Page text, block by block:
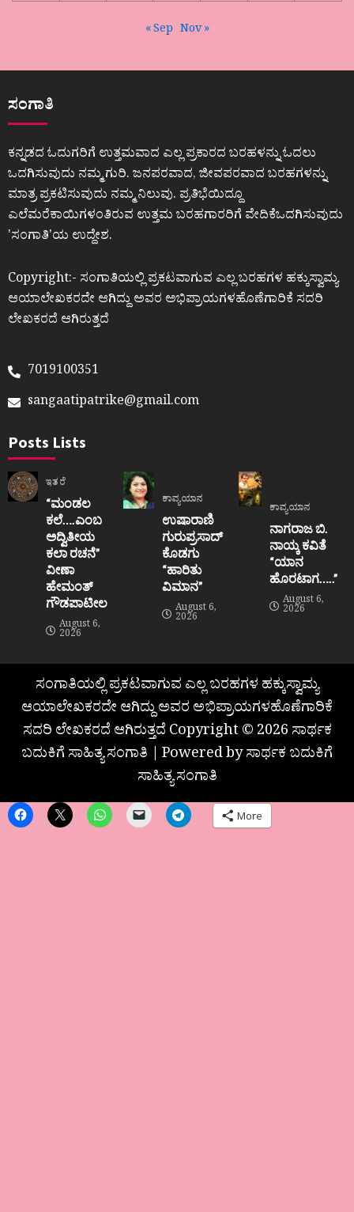
« Sep Nov »
ಸಂಗಾತಿ
ಕನ್ನಡದ ಓದುಗರಿಗೆ ಉತ್ತಮವಾದ ಎಲ್ಲ ಪ್ರಕಾರದ ಬರಹಳನ್ನು ಓದಲು
ಒದಗಿಸುವುದು ನಮ್ಮ ಗುರಿ. ಜನಪರವಾದ, ಜೀವಪರವಾದ ಬರಹಗಳನ್ನು
ಮಾತ್ರ ಪ್ರಕಟಿಸುವುದು ನಮ್ಮ ನಿಲುವು. ಪ್ರತಿಭೆಯಿದ್ದೂ
ಎಲೆಮರೆಕಾಯಿಗಳಂತಿರುವ ಉತ್ತಮ ಬರಹಗಾರರಿಗೆ ವೇದಿಕೆಒದಗಿಸುವುದು
ʼಸಂಗಾತಿʼಯ ಉದ್ದೇಶ.
Copyright:- ಸಂಗಾತಿಯಲ್ಲಿ ಪ್ರಕಟವಾಗುವ ಎಲ್ಲ ಬರಹಗಳ ಹಕ್ಕುಸ್ವಾಮ್ಯ
ಆಯಾಲೇಖಕರದೇ ಆಗಿದ್ದು ಅವರ ಅಭಿಪ್ರಾಯಗಳಹೊಣೆಗಾರಿಕೆ ಸದರಿ
ಲೇಖಕರದೆ ಆಗಿರುತ್ತದೆ
7019100351
sangaatipatrike@gmail.com
Posts Lists
ಇತರೆ
“ಮಂಡಲ
ಕಲೆ….ಎಂಬ
ಅದ್ವಿತೀಯ
ಕಲಾ ರಚನೆ”‌
ವೀಣಾ
ಹೇಮಂತ್‌
ಗೌಡಪಾಟೀಲ
August 6,
2026
ಕಾವ್ಯಯಾನ
ಉಷಾರಾಣಿ
ಗುರುಪ್ರಸಾದ್
ಕೊಡಗು
“ಹಾರಿತು
ವಿಮಾನ”
August 6,
2026
ಕಾವ್ಯಯಾನ
ನಾಗರಾಜ ಬಿ.
ನಾಯ್ಕ ಕವಿತೆ
“ಯಾನ
ಹೊರಟಾಗ…..”
August 6,
2026
ಸಂಗಾತಿಯಲ್ಲಿ ಪ್ರಕಟವಾಗುವ ಎಲ್ಲ ಬರಹಗಳ ಹಕ್ಕುಸ್ವಾಮ್ಯ
ಆಯಾಲೇಖಕರದೇ ಆಗಿದ್ದು ಅವರ ಅಭಿಪ್ರಾಯಗಳಹೊಣೆಗಾರಿಕೆ
ಸದರಿ ಲೇಖಕರದೆ ಆಗಿರುತ್ತದೆ Copyright © 2026 ಸಾರ್ಥಕ
ಬದುಕಿಗೆ ಸಾಹಿತ್ಯ ಸಂಗಾತಿ | Powered by ಸಾರ್ಥಕ ಬದುಕಿಗೆ
ಸಾಹಿತ್ಯ ಸಂಗಾತಿ
More